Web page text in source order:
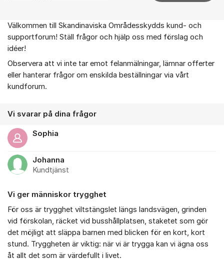
Om forumet
Välkommen till Skandinaviska Områdesskydds kund- och
supportforum! Ställ frågor och hjälp oss med förslag och
idéer!
Observera att vi inte tar emot felanmälningar, lämnar offerter
eller hanterar frågor om enskilda beställningar via vårt
kundforum.
Vi svarar på dina frågor
Sophia
Johanna
Kundtjänst
Vi ger människor trygghet
För oss är trygghet viltstängslet längs landsvägen, grinden
vid förskolan, räcket vid busshållplatsen, staketet som gör
det möjligt att släppa barnen med blicken för en kort, kort
stund. Tryggheten är viktig: när vi är trygga kan vi ägna oss
åt allt det som är värdefullt i livet.